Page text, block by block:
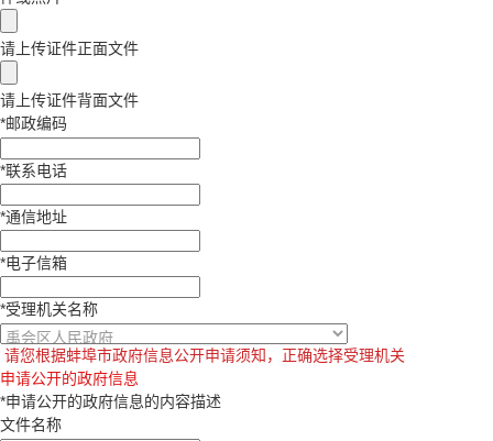
请上传证件正面文件
请上传证件背面文件
*邮政编码
*联系电话
*通信地址
*电子信箱
*受理机关名称
请您根据蚌埠市政府信息公开申请须知，正确选择受理机关
申请公开的政府信息
*申请公开的政府信息的内容描述
文件名称